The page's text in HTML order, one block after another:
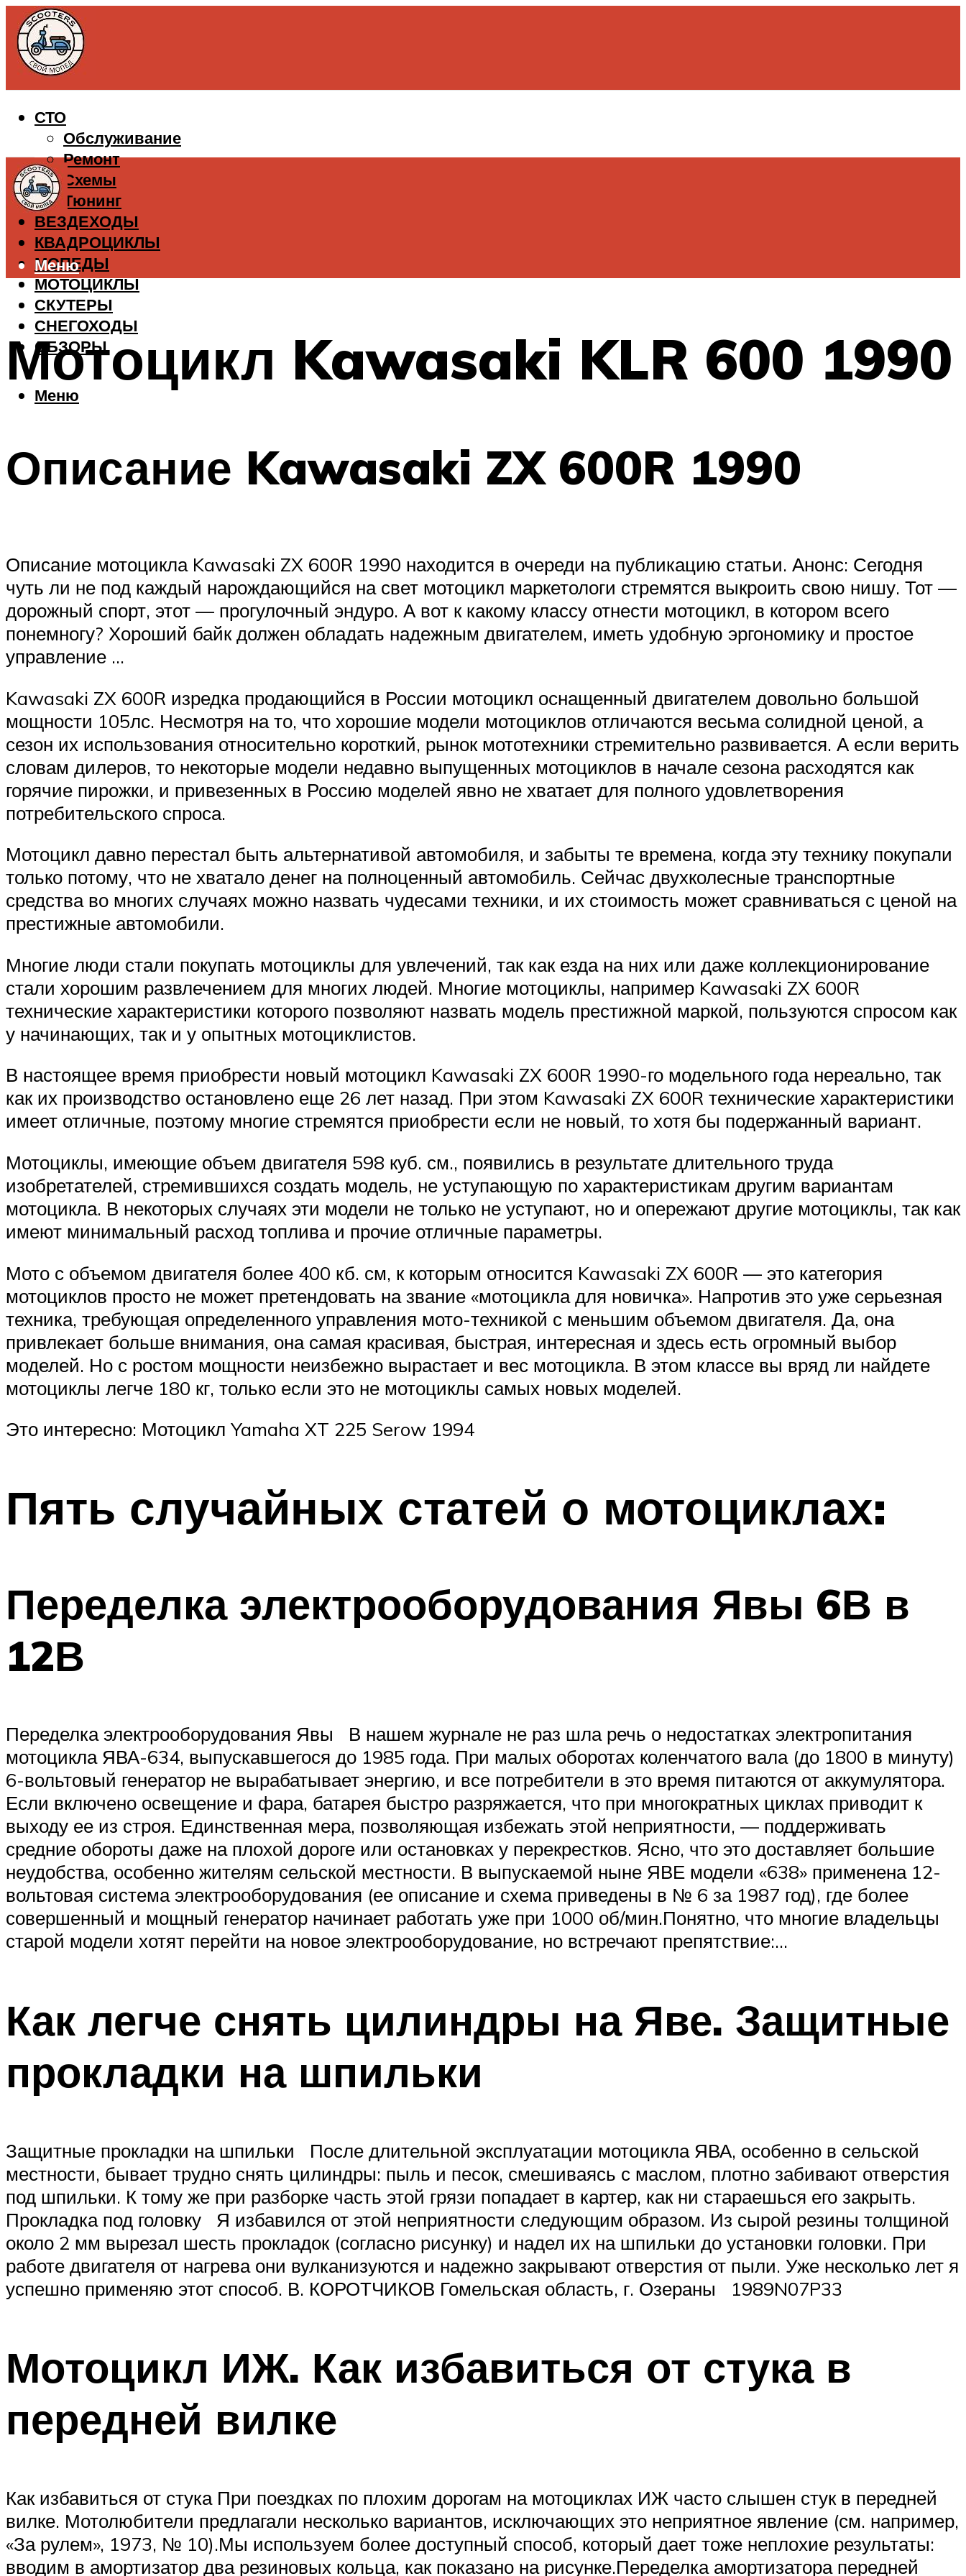
СТО
Обслуживание
Ремонт
Схемы
Тюнинг
ВЕЗДЕХОДЫ
КВАДРОЦИКЛЫ
МОПЕДЫ
МОТОЦИКЛЫ
СКУТЕРЫ
СНЕГОХОДЫ
ОБЗОРЫ
Меню
Меню
Мотоцикл Kawasaki KLR 600 1990
Описание Kawasaki ZX 600R 1990
Описание мотоцикла Kawasaki ZX 600R 1990 находится в очереди на публикацию статьи. Анонс: Сегодня
чуть ли не под каждый нарождающийся на свет мотоцикл маркетологи стремятся выкроить свою нишу. Тот —
дорожный спорт, этот — прогулочный эндуро. А вот к какому классу отнести мотоцикл, в котором всего
понемногу? Хороший байк должен обладать надежным двигателем, иметь удобную эргономику и простое
управление …
Kawasaki ZX 600R изредка продающийся в России мотоцикл оснащенный двигателем довольно большой
мощности 105лс. Несмотря на то, что хорошие модели мотоциклов отличаются весьма солидной ценой, а
сезон их использования относительно короткий, рынок мототехники стремительно развивается. А если верить
словам дилеров, то некоторые модели недавно выпущенных мотоциклов в начале сезона расходятся как
горячие пирожки, и привезенных в Россию моделей явно не хватает для полного удовлетворения
потребительского спроса.
Мотоцикл давно перестал быть альтернативой автомобиля, и забыты те времена, когда эту технику покупали
только потому, что не хватало денег на полноценный автомобиль. Сейчас двухколесные транспортные
средства во многих случаях можно назвать чудесами техники, и их стоимость может сравниваться с ценой на
престижные автомобили.
Многие люди стали покупать мотоциклы для увлечений, так как езда на них или даже коллекционирование
стали хорошим развлечением для многих людей. Многие мотоциклы, например Kawasaki ZX 600R
технические характеристики которого позволяют назвать модель престижной маркой, пользуются спросом как
у начинающих, так и у опытных мотоциклистов.
В настоящее время приобрести новый мотоцикл Kawasaki ZX 600R 1990-го модельного года нереально, так
как их производство остановлено еще 26 лет назад. При этом Kawasaki ZX 600R технические характеристики
имеет отличные, поэтому многие стремятся приобрести если не новый, то хотя бы подержанный вариант.
Мотоциклы, имеющие объем двигателя 598 куб. см., появились в результате длительного труда
изобретателей, стремившихся создать модель, не уступающую по характеристикам другим вариантам
мотоцикла. В некоторых случаях эти модели не только не уступают, но и опережают другие мотоциклы, так как
имеют минимальный расход топлива и прочие отличные параметры.
Мото с объемом двигателя более 400 кб. см, к которым относится Kawasaki ZX 600R — это категория
мотоциклов просто не может претендовать на звание «мотоцикла для новичка». Напротив это уже серьезная
техника, требующая определенного управления мото-техникой с меньшим объемом двигателя. Да, она
привлекает больше внимания, она самая красивая, быстрая, интересная и здесь есть огромный выбор
моделей. Но с ростом мощности неизбежно вырастает и вес мотоцикла. В этом классе вы вряд ли найдете
мотоциклы легче 180 кг, только если это не мотоциклы самых новых моделей.
Это интересно: Мотоцикл Yamaha XT 225 Serow 1994
Пять случайных статей о мотоциклах:
Переделка электрооборудования Явы 6В в
12В
Переделка электрооборудования Явы В нашем журнале не раз шла речь о недостатках электропитания
мотоцикла ЯВА-634, выпускавшегося до 1985 года. При малых оборотах коленчатого вала (до 1800 в минуту)
6-вольтовый генератор не вырабатывает энергию, и все потребители в это время питаются от аккумулятора.
Если включено освещение и фара, батарея быстро разряжается, что при многократных циклах приводит к
выходу ее из строя. Единственная мера, позволяющая избежать этой неприятности, — поддерживать
средние обороты даже на плохой дороге или остановках у перекрестков. Ясно, что это доставляет большие
неудобства, особенно жителям сельской местности. В выпускаемой ныне ЯВЕ модели «638» применена 12-
вольтовая система электрооборудования (ее описание и схема приведены в № 6 за 1987 год), где более
совершенный и мощный генератор начинает работать уже при 1000 об/мин.Понятно, что многие владельцы
старой модели хотят перейти на новое электрооборудование, но встречают препятствие:…
Как легче снять цилиндры на Яве. Защитные
прокладки на шпильки
Защитные прокладки на шпильки После длительной эксплуатации мотоцикла ЯВА, особенно в сельской
местности, бывает трудно снять цилиндры: пыль и песок, смешиваясь с маслом, плотно забивают отверстия
под шпильки. К тому же при разборке часть этой грязи попадает в картер, как ни стараешься его закрыть.
Прокладка под головку Я избавился от этой неприятности следующим образом. Из сырой резины толщиной
около 2 мм вырезал шесть прокладок (согласно рисунку) и надел их на шпильки до установки головки. При
работе двигателя от нагрева они вулканизуются и надежно закрывают отверстия от пыли. Уже несколько лет я
успешно применяю этот способ. В. КОРОТЧИКОВ Гомельская область, г. Озераны 1989N07P33
Мотоцикл ИЖ. Как избавиться от стука в
передней вилке
Как избавиться от стука При поездках по плохим дорогам на мотоциклах ИЖ часто слышен стук в передней
вилке. Мотолюбители предлагали несколько вариантов, исключающих это неприятное явление (см. например,
«За рулем», 1973, № 10).Мы используем более доступный способ, который дает тоже неплохие результаты:
вводим в амортизатор два резиновых кольца, как показано на рисунке.Переделка амортизатора передней